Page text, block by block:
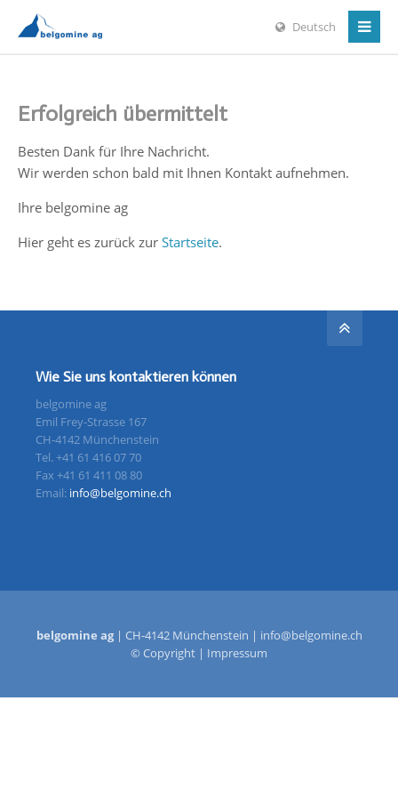
Deutsch
Erfolgreich übermittelt
Besten Dank für Ihre Nachricht.
Wir werden schon bald mit Ihnen Kontakt aufnehmen.
Ihre belgomine ag
Hier geht es zurück zur Startseite.
Wie Sie uns kontaktieren können
belgomine ag
Emil Frey-Strasse 167
CH-4142 Münchenstein
Tel. +41 61 416 07 70
Fax +41 61 411 08 80
Email: info@belgomine.ch
belgomine ag| CH-4142 Münchenstein | info@belgomine.ch
© Copyright | Impressum